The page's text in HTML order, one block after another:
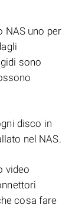
NAS uno per
sono
disco in
nel NAS.
video
cosa fare